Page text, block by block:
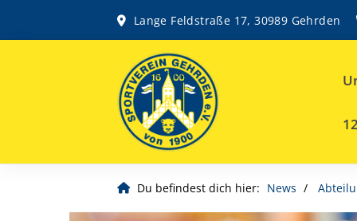
Lange Feldstraße 17, 30989 Gehrden
Du befindest dich hier: News